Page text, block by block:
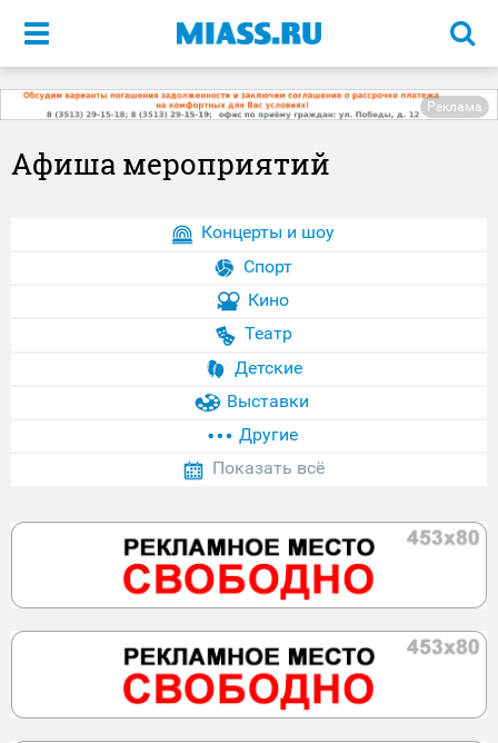
Меню
Реклама
Афиша мероприятий
Концерты и шоу
Спорт
Кино
Театр
Детские
Выставки
Другие
Показать всё